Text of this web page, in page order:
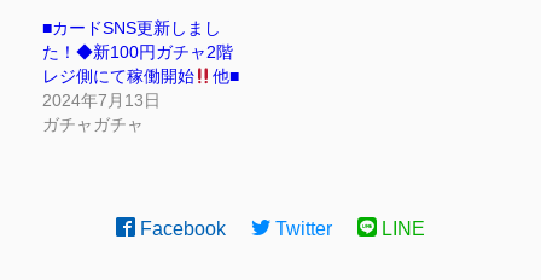
■カードSNS更新しまし
た！◆新100円ガチャ2階
レジ側にて稼働開始
他■
2024年7月13日
ガチャガチャ
Facebook Twitter LINE